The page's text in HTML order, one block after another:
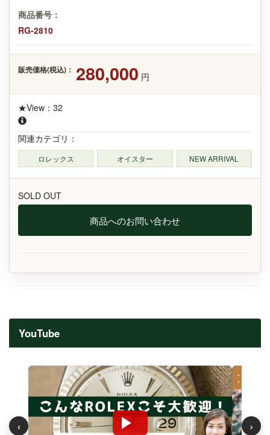
商品番号：
RG-2810
販売価格(税込)： 280,000 円
★View：32
関連カテゴリ：
ロレックス オイスター NEW ARRIVAL
SOLD OUT
商品へのお問い合わせ
YouTube
‹ ›